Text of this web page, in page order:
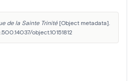
de la Sainte Trinité [Object metadata].
object.10151812